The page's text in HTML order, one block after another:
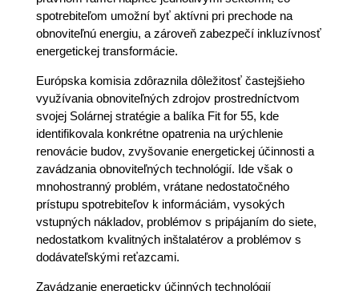
spotrebiteľom umožní byť aktívni pri prechode na
obnoviteľnú energiu, a zároveň zabezpečí inkluzívnosť
energetickej transformácie.
Európska komisia zdôraznila dôležitosť častejšieho
využívania obnoviteľných zdrojov prostredníctvom
svojej Solárnej stratégie a balíka Fit for 55, kde
identifikovala konkrétne opatrenia na urýchlenie
renovácie budov, zvyšovanie energetickej účinnosti a
zavádzania obnoviteľných technológií. Ide však o
mnohostranný problém, vrátane nedostatočného
prístupu spotrebiteľov k informáciám, vysokých
vstupných nákladov, problémov s pripájaním do siete,
nedostatkom kvalitných inštalatérov a problémov s
dodávateľskými reťazcami.
Zavádzanie energeticky účinných technológií